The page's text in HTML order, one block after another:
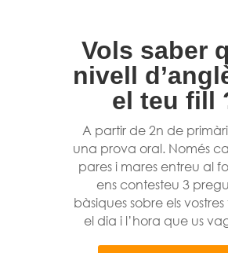
Vols saber
nivell
el teu fill
A partir de 2n de
una prova oral. Només
pares i mares entreu al
ens contesteu 3
bàsiques sobre els vostres
el dia i l’hora que us